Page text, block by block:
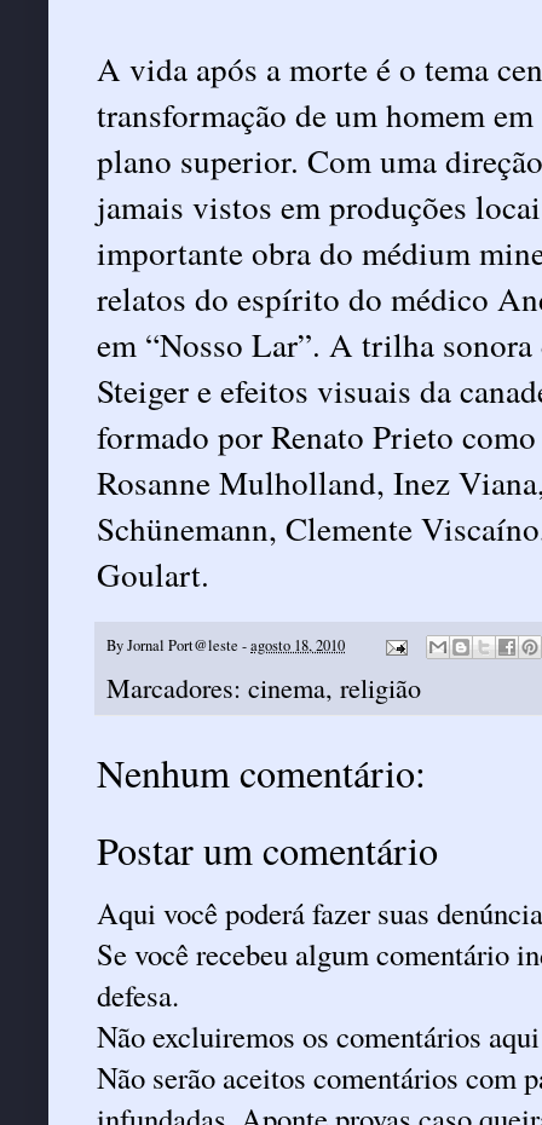
A vida após a morte é o tema
transformação de um homem
plano superior. Com uma
jamais vistos em produções
importante obra do médium
relatos do espírito do médico
em “Nosso Lar”. A trilha
Steiger e efeitos visuais da
formado por Renato Prieto
Rosanne Mulholland, Inez
Schünemann, Clemente
Goulart.
ByJornal Port@leste -agosto 18, 2010
Marcadores: cinema, religião
Nenhum comentário:
Postar um comentário
Aqui você poderá fazer suas
Se você recebeu algum comentário
defesa.
Não excluiremos os comentários
Não serão aceitos comentários com